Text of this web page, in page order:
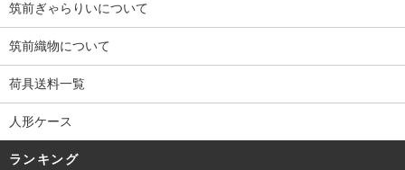
筑前ぎゃらりいについて
筑前織物について
荷具送料一覧
人形ケース
ランキング